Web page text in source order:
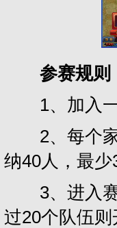
参赛规则
1、加入一
2、每个家
纳40人，最少
3、进入赛
过20个队伍